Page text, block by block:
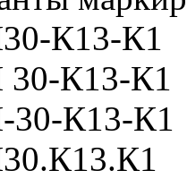
К13-К1
К13-К1
К13-К1